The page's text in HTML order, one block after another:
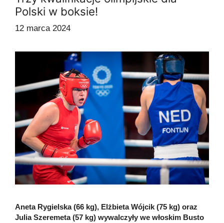
Polski w boksie!
12 marca 2024
Aneta Rygielska (66 kg), Elżbieta Wójcik (75 kg) oraz
Julia Szeremeta (57 kg) wywalczyły we włoskim Busto